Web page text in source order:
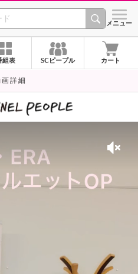
CHANNEL シメニュー
組表 SCピープル カート
詳細